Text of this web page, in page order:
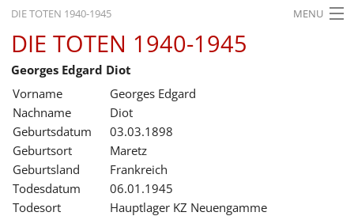
DIE TOTEN 1940-1945 MENU
STARTSEITE
AKTUELLES
AUSSTELLUNGEN
GESCHICHTE
BILDUNG
FORSCHUNG
DIE TOTEN 1940-1945
Georges Edgard Diot
Vorname
Georges Edgard
Nachname
Diot
Geburtsdatum
03.03.1898
Geburtsort
Maretz
Geburtsland
Frankreich
Todesdatum
06.01.1945
Todesort
Hauptlager KZ Neuengamme